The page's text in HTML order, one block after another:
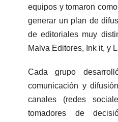
equipos y tomaron
generar un plan de
de editoriales muy
Malva Editores, Ink it, y
Cada grupo
comunicación y
canales (redes
tomadores de